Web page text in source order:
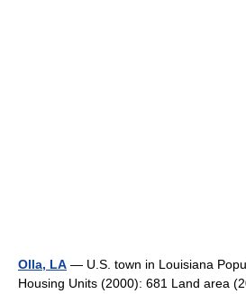
Olla, LA — U.S. town in Louisiana
Housing Units (2000): 681 Land area